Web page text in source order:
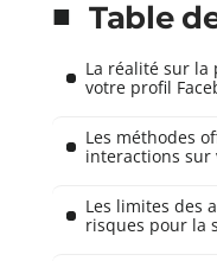
Table
La réalité sur
votre profil
Les méthodes
interactions sur
Les limites des
risques pour la